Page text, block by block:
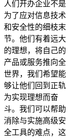
人们开办企业不是
为了应对信息技术
和安全性的细枝末
节。他们有着远大
的理想，将自己的
产品或服务推向全
世界，我们希望能
够让他们回到正轨
为实现理想而奋
斗。我们可以帮助
消除与实施高级安
全工具的难点，这